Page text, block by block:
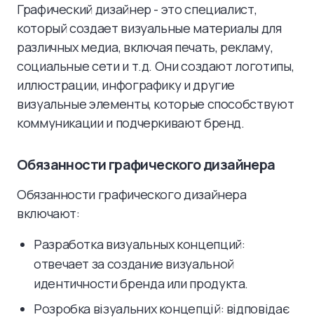
Графический дизайнер - это специалист,
который создает визуальные материалы для
различных медиа, включая печать, рекламу,
социальные сети и т.д. Они создают логотипы,
иллюстрации, инфографику и другие
визуальные элементы, которые способствуют
коммуникации и подчеркивают бренд.
Обязанности графического дизайнера
Обязанности графического дизайнера
включают:
Разработка визуальных концепций:
отвечает за создание визуальной
идентичности бренда или продукта.
Розробка візуальних концепцій: відповідає